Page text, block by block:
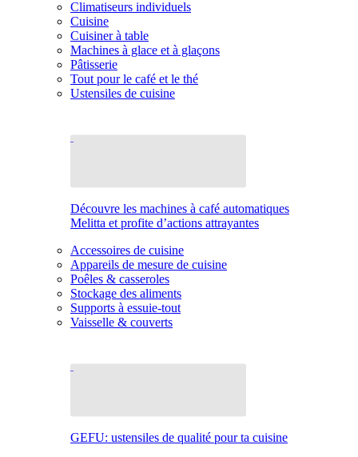
Climatiseurs individuels
Cuisine
Cuisiner à table
Machines à glace et à glaçons
Pâtisserie
Tout pour le café et le thé
Ustensiles de cuisine
Découvre les machines à café automatiques
Melitta et profite d’actions attrayantes
Accessoires de cuisine
Appareils de mesure de cuisine
Poêles & casseroles
Stockage des aliments
Supports à essuie-tout
Vaisselle & couverts
GEFU: ustensiles de qualité pour ta cuisine